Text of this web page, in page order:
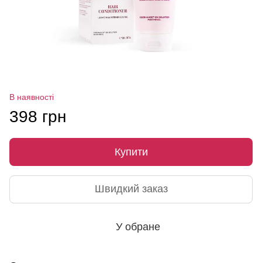
В наявності
398 грн
Купити
Швидкий заказ
У обране